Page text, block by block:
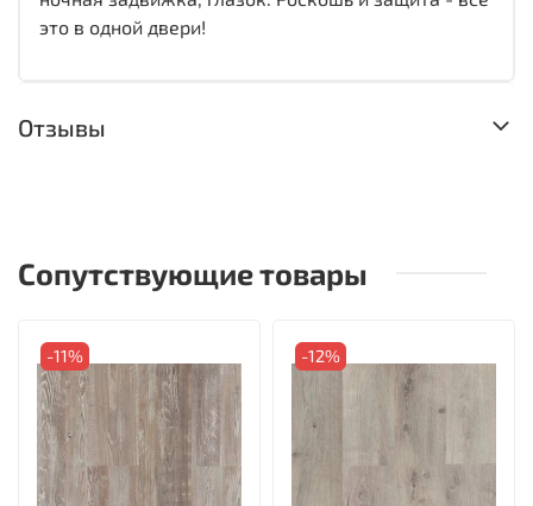
это в одной двери!
Отзывы
Сопутствующие товары
-11% -12%